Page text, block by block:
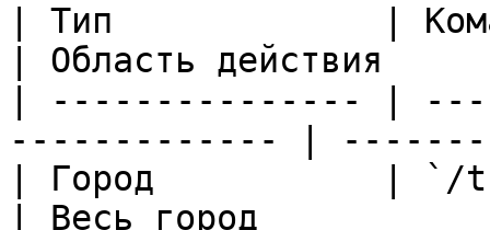
| Тип             |
| Область
| --------------- |
------------- |
| Город           | `/t
| Весь город